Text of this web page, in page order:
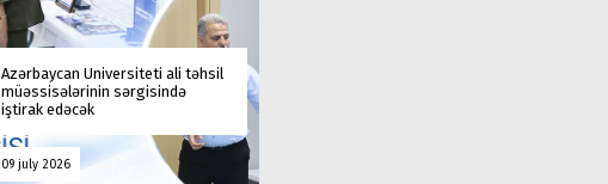
Azərbaycan Universiteti ali təhsil
müəssisələrinin sərgisində
iştirak edəcək
09 july 2026